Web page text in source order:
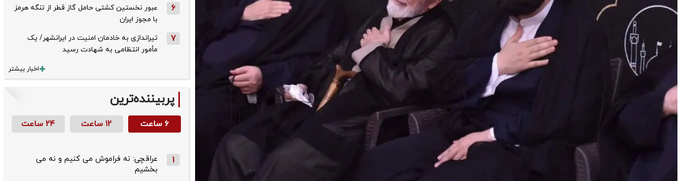
6
عبور نخستین کشتی حامل گاز قطر از تنگه هرمز
با مجوز ایران
7
تیراندازی به خادمان امنیت در ایرانشهر/ یک
مأمور انتظامی به شهادت رسید
اخبار بیشتر
پربیننده‌ترین
۶ ساعت ۱۲ ساعت ۲۴ ساعت
1
عراقچی: نه فراموش می کنیم و نه می
بخشیم